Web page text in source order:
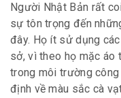
Người Nhật Bản rất
sự tôn trọng đến
đây. Họ ít sử dụng
sở, vì theo họ mặc áo
trong môi trường
định về màu sắc cà